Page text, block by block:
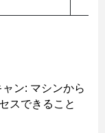
ン: マシンから
スできること